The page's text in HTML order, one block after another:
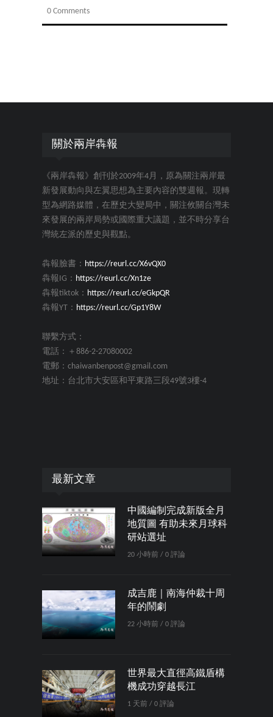
0 Comments
關於兩岸犇報
《兩岸犇報》創刊於2009年4月，原為關注兩岸最
新發展動向與左翼思想為主要內容的雙週報。現轉
型為網路媒體，在歷史大變局中，關注攸關台灣未
來發展的兩岸局勢或國際重大議題，並不時分享台
灣統左派的歷史與觀點。
犇報臉書： https://reurl.cc/X6vQX0
犇報IG： https://reurl.cc/Xn1ze
犇報tiktok： https://reurl.cc/eGkpQR
犇報YT： https://reurl.cc/Gp1Y8W
聯繫方式：
電話：＋886-2-27080002
電郵：chaiwanbenpost@gmail.com
地址：台北市大安區和平東路三段49號3樓-4
最新文章
中國編制完成新版全月
地質圖 有助未來月球科
研站選址
20 小時前 / 0 評論
成吉鹿｜南海仲裁十周
年的鬧劇
22 小時前 / 0 評論
世界最大直徑高鐵盾構
機成功穿越長江
1 天前 / 0 評論